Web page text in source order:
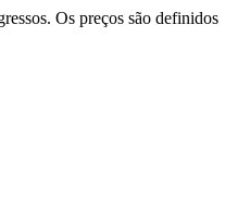
Os preços são definidos